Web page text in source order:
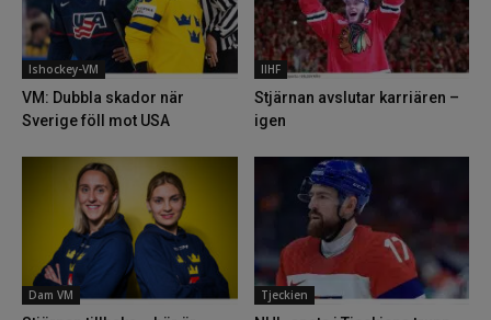
Ishockey-VM
VM: Dubbla skador när
Sverige föll mot USA
IIHF
Stjärnan avslutar karriären –
igen
Dam VM Tjeckien